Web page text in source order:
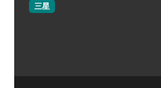
三星